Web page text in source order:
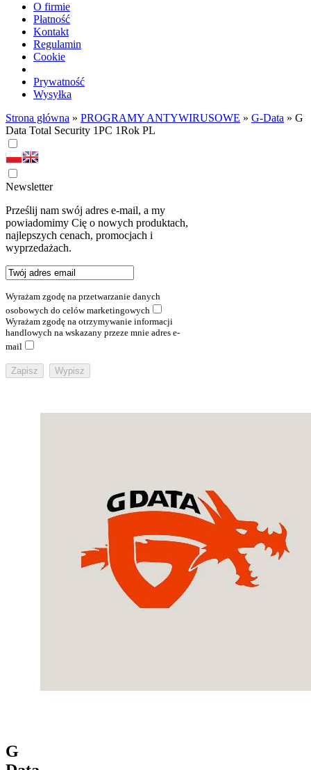
O firmie
Płatność
Kontakt
Regulamin
Cookie
Prywatność
Wysyłka
Strona główna » PROGRAMY ANTYWIRUSOWE » G-Data » G
Data Total Security 1PC 1Rok PL
Newsletter
Prześlij nam swój adres e-mail, a my
powiadomimy Cię o nowych produktach,
najlepszych cenach, promocjach i
wyprzedażach.
Wyrażam zgodę na przetwarzanie danych
osobowych do celów marketingowych
Wyrażam zgodę na otrzymywanie informacji
handlowych na wskazany przeze mnie adres e-
mail
G